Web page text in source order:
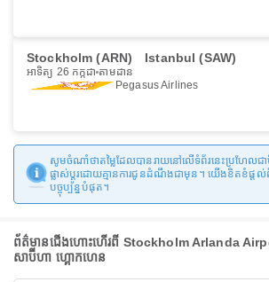
Stockholm (ARN) Istanbul (SAW)
អាទិត្យ 26 កក្កដា តាមដាន
Pegasus Airlines
សូមចំណាំថាតម្លៃដែលបានរាយនៅលើទំព័រនេះប្រហែល
ផ្លាស់ប្តូរដោយគ្មានការជូនដំណឹងជាមុន។ យើងខិតខំផ្តល់
បច្ចុប្បន្នបំផុត។
ព័ត៌មានជើងហោះហើរពី Stockholm Arlanda
សាប៊ីហា ហ្គោកហេន